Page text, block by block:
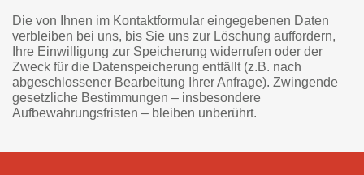
Die von Ihnen im Kontaktformular eingegebenen Daten
verbleiben bei uns, bis Sie uns zur Löschung auffordern,
Ihre Einwilligung zur Speicherung widerrufen oder der
Zweck für die Datenspeicherung entfällt (z.B. nach
abgeschlossener Bearbeitung Ihrer Anfrage). Zwingende
gesetzliche Bestimmungen – insbesondere
Aufbewahrungsfristen – bleiben unberührt.